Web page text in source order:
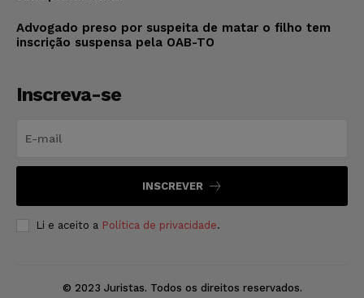
Advogado preso por suspeita de matar o filho tem
inscrição suspensa pela OAB-TO
Inscreva-se
INSCREVER
Li e aceito a Política de privacidade.
© 2023 Juristas. Todos os direitos reservados.